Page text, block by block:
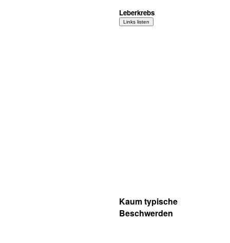
Leberkrebs
Kaum typische
Beschwerden